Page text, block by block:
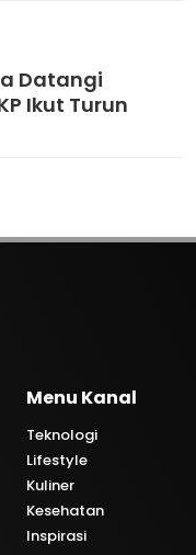
Datangi
Ikut Turun
Menu Kanal
Teknologi
Lifestyle
Kuliner
Kesehatan
Inspirasi